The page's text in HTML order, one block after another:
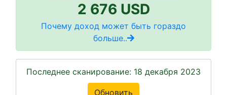
2 676 USD
Почему доход может быть гораздо
больше..
Последнее сканирование: 18 декабря 2023
Обновить